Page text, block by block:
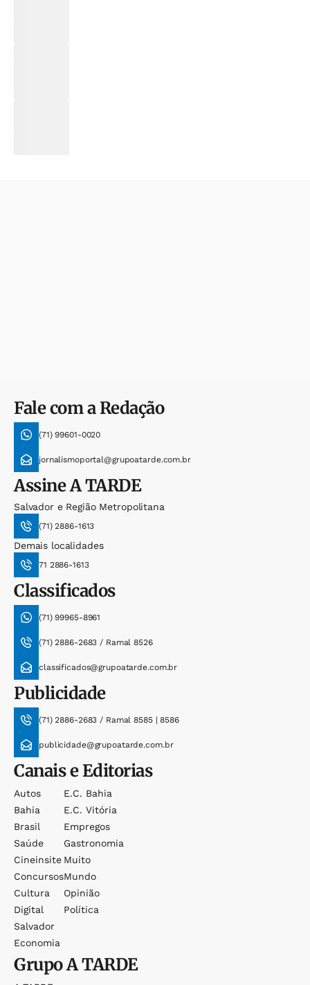
Fale com a Redação
(71) 99601-0020
jornalismoportal@grupoatarde.com.br
AssineA TARDE
Salvador e Região Metropolitana
(71) 2886-1613
Demais localidades
71 2886-1613
Classificados
(71) 99965-8961
(71) 2886-2683 / Ramal 8526
classificados@grupoatarde.com.br
Publicidade
(71) 2886-2683 / Ramal 8585 | 8586
publicidade@grupoatarde.com.br
Canais e Editorias
Autos
Bahia
Brasil
Saúde
Cineinsite
Concursos
Cultura
Digital
Salvador
Economia
E.c. Bahia
E.c. Vitória
Empregos
Gastronomia
Muito
Mundo
Opinião
Política
GrupoA TARDE